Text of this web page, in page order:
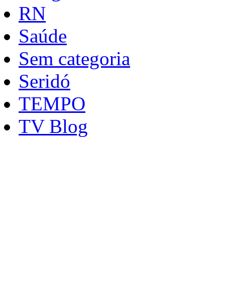
RN
Saúde
Sem categoria
Seridó
TEMPO
TV Blog